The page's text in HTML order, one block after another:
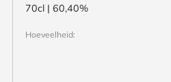
70cl | 60,40%
Hoeveelheid: